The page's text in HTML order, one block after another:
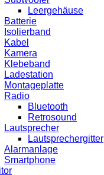
Leergehäuse
Batterie
Isolierband
Kabel
Kamera
Klebeband
Ladestation
Montageplatte
Radio
Bluetooth
Retrosound
Lautsprecher
Lautsprechergitter
Alarmanlage
Smartphone